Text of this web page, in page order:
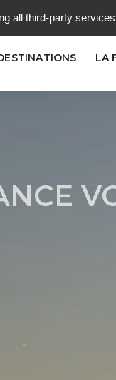
LA
all third-party services